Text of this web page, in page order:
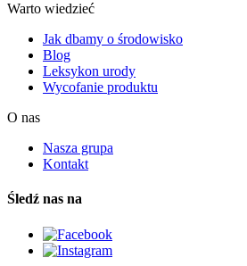
Warto wiedzieć
Jak dbamy o środowisko
Blog
Leksykon urody
Wycofanie produktu
O nas
Nasza grupa
Kontakt
Śledź nas na